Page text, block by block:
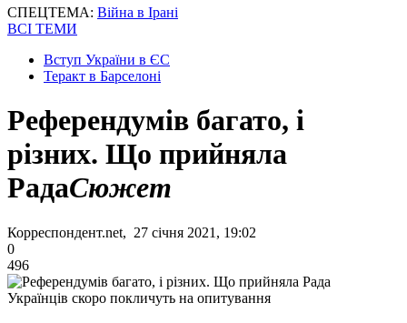
СПЕЦТЕМА: Війна в Ірані
ВСІ ТЕМИ
Вступ України в ЄС
Теракт в Барселоні
Референдумів багато, і
різних. Що прийняла
РадаСюжет
Корреспондент.net, 27 січня 2021, 19:02
0
496
Українців скоро покличуть на опитування